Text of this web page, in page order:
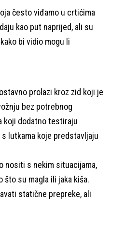
često viđamo u crtićima
kao put naprijed, ali su
bi vidio mogu li
prolazi kroz zid koji je
bez potrebnog
koji dodatno testiraju
lutkama koje predstavljaju
nositi s nekim situacijama,
su magla ili jaka kiša.
statične prepreke, ali